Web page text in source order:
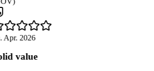
Apr. 2026
value